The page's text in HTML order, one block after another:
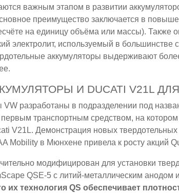
важным этапом в развитии
преимущество заключается в
на единицу объёма или массы). Также
электролит, используемый в большинстве
аккумуляторы выдерживают
И DUCATI V21L ДЛЯ
разработаны в подразделении под
транспортным средством, на
V21L. Демонстрация новых твердотельных
Mobility в Мюнхене привела к росту акций
модифицирован для установки
QSE-5 с литий-металлическим анодом
их технология QS обеспечивает